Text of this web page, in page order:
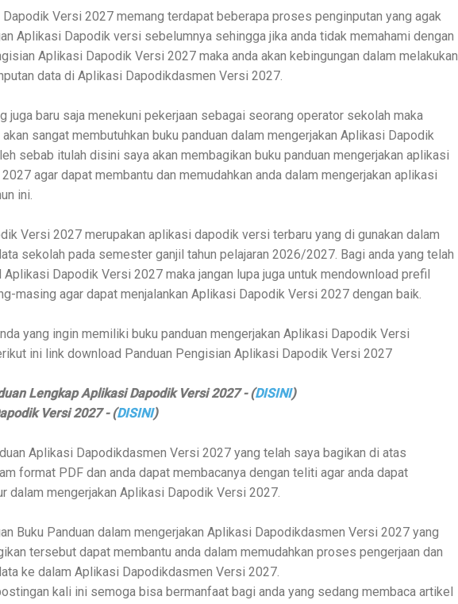
Versi 2027 memang terdapat beberapa proses penginputan yang agak
Aplikasi Dapodik versi sebelumnya sehingga jika anda tidak memahami dengan
Aplikasi Dapodik Versi 2027 maka anda akan kebingungan dalam melakukan
data di Aplikasi Dapodikdasmen Versi 2027.
juga baru saja menekuni pekerjaan sebagai seorang operator sekolah maka
sangat membutuhkan buku panduan dalam mengerjakan Aplikasi Dapodik
sebab itulah disini saya akan membagikan buku panduan mengerjakan aplikasi
agar dapat membantu dan memudahkan anda dalam mengerjakan aplikasi
ini.
Versi 2027 merupakan aplikasi dapodik versi terbaru yang di gunakan dalam
sekolah pada semester ganjil tahun pelajaran 2026/2027. Bagi anda yang telah
Aplikasi Dapodik Versi 2027 maka jangan lupa juga untuk mendownload prefil
masing agar dapat menjalankan Aplikasi Dapodik Versi 2027 dengan baik.
yang ingin memiliki buku panduan mengerjakan Aplikasi Dapodik Versi
ini link download Panduan Pengisian Aplikasi Dapodik Versi 2027
Lengkap Aplikasi Dapodik Versi 2027 - (DISINI)
Versi 2027 - (DISINI)
Aplikasi Dapodikdasmen Versi 2027 yang telah saya bagikan di atas
format PDF dan anda dapat membacanya dengan teliti agar anda dapat
dalam mengerjakan Aplikasi Dapodik Versi 2027.
Buku Panduan dalam mengerjakan Aplikasi Dapodikdasmen Versi 2027 yang
tersebut dapat membantu anda dalam memudahkan proses pengerjaan dan
ke dalam Aplikasi Dapodikdasmen Versi 2027.
kali ini semoga bisa bermanfaat bagi anda yang sedang membaca artikel